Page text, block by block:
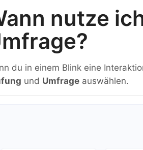
nutze
du in einem Blink eine
und Umfrage auswählen.